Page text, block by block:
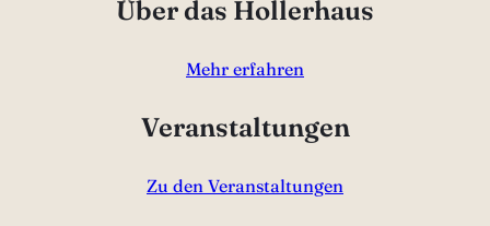
Über das Hollerhaus
Mehr erfahren
Veranstaltungen
Zu den Veranstaltungen